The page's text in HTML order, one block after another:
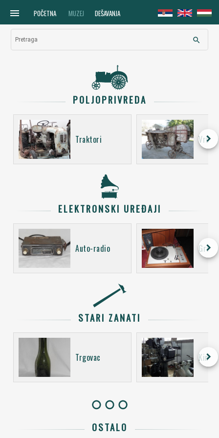
menu POČETNA MUZEJ DEŠAVANJA
Pretraga search
POLJOPRIVREDA
Traktori keyboard_arrow_right
ELEKTRONSKI UREĐAJI
Auto-radio keyboard_arrow_right
STARI ZANATI
Trgovac Kino
keyboard_arrow_right
OSTALO